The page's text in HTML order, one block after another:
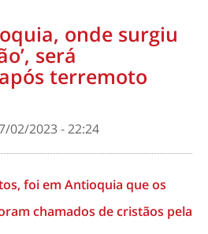
onde surgiu
será
terremoto
02/2023 - 22:24
foi em Antioquia que os
chamados de cristãos pela